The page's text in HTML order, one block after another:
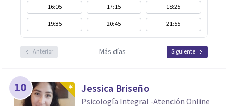
16:05 17:15
18:25
19:35
20:45 21:55
Anterior Más días Siguiente
10 Jessica Briseño
Psicología Integral -Atención Online